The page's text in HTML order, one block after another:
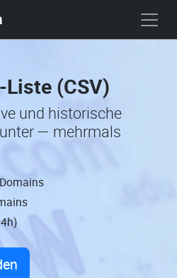
(CSV)
und historische
— mehrmals